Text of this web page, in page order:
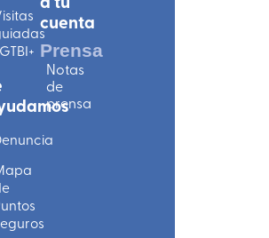
cuenta
Prensa
Notas
de
prensa